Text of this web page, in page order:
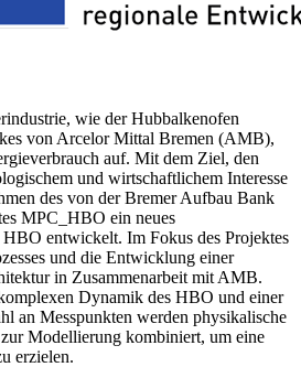
wie der Hubbalkenofen
von Arcelor Mittal Bremen (AMB),
auf. Mit dem Ziel, den
und wirtschaftlichem Interesse
des von der Bremer Aufbau Bank
MPC_HBO ein neues
entwickelt. Im Fokus des Projektes
und die Entwicklung einer
in Zusammenarbeit mit AMB.
Dynamik des HBO und einer
an Messpunkten werden physikalische
Modellierung kombiniert, um eine
erzielen.